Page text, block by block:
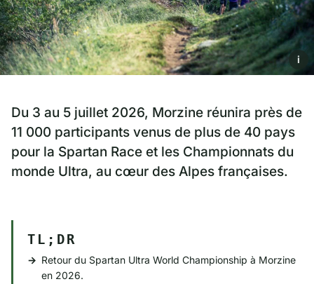
i
Du 3 au 5 juillet 2026, Morzine réunira près de
11 000 participants venus de plus de 40 pays
pour la Spartan Race et les Championnats du
monde Ultra, au cœur des Alpes françaises.
TL;DR
Retour du Spartan Ultra World Championship à Morzine
en 2026.